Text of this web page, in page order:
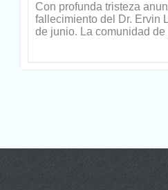
Con profunda tristeza
fallecimiento del Dr. Ervin
de junio. La comunidad de